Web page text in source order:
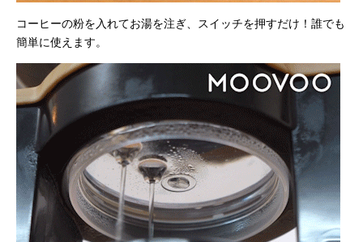
コーヒーの粉を入れてお湯を注ぎ、スイッチを押すだけ！誰でも
簡単に使えます。